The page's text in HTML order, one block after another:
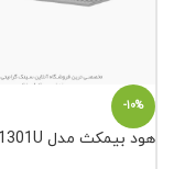
-10%
هود بیمکث مدل B1301U سایز 90